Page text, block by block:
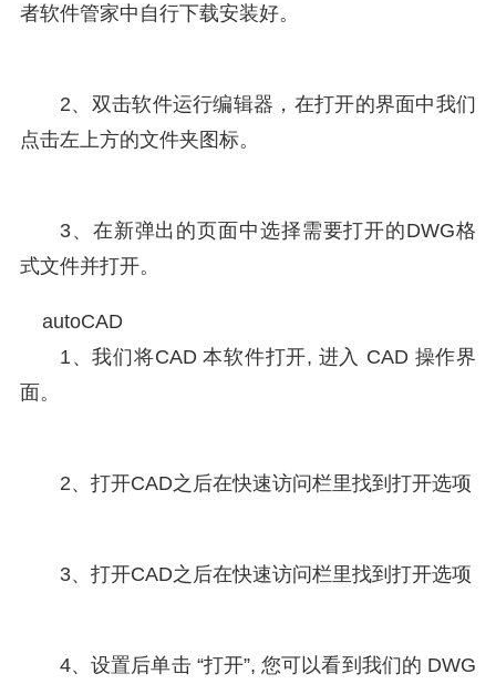
者软件管家中自行下载安装好。
2、双击软件运行编辑器，在打开的界面中我们
点击左上方的文件夹图标。
3、在新弹出的页面中选择需要打开的DWG格
式文件并打开。
autoCAD
1、我们将CAD 本软件打开, 进入 CAD 操作界
面。
2、打开CAD之后在快速访问栏里找到打开选项
3、打开CAD之后在快速访问栏里找到打开选项
4、设置后单击 “打开”, 您可以看到我们的 DWG